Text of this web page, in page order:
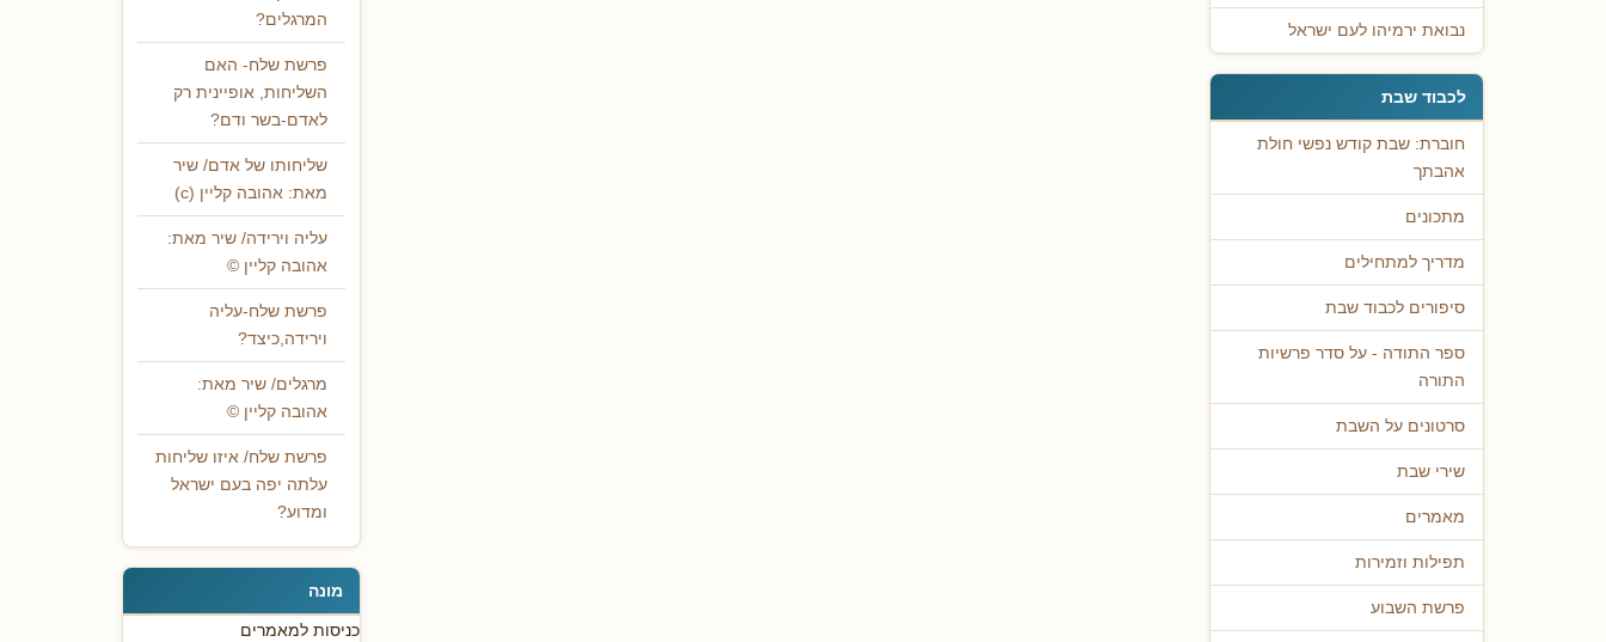
נבואת ירמיהו לעם ישראל
לכבוד שבת
חוברת: שבת קודש נפשי חולת
אהבתך
מתכונים
מדריך למתחילים
סיפורים לכבוד שבת
ספר התודה - על סדר פרשיות
התורה
סרטונים על השבת
שירי שבת
מאמרים
תפילות וזמירות
פרשת השבוע
המרגלים?
פרשת שלח- האם
השליחות, אופיינית רק
לאדם-בשר ודם?
שליחותו של אדם/ שיר
מאת: אהובה קליין (c)
עליה וירידה/ שיר מאת:
אהובה קליין ©
פרשת שלח-עליה
וירידה,כיצד?
מרגלים/ שיר מאת:
אהובה קליין ©
פרשת שלח/ איזו שליחות
עלתה יפה בעם ישראל
ומדוע?
מונה
כניסות למאמרים